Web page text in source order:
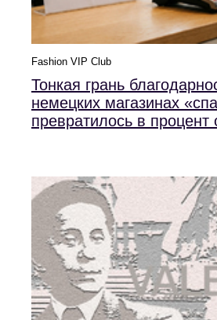
Fashion VIP Club
Тонкая грань
немецких магазинах
превратилось в процент